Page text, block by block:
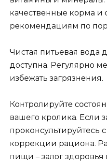
качественные корма и
рекомендациям по
Чистая питьевая вода
доступна. Регулярно
избежать загрязнения.
Контролируйте
вашего кролика. Если
проконсультируйтесь
коррекции рациона.
пищи – залог